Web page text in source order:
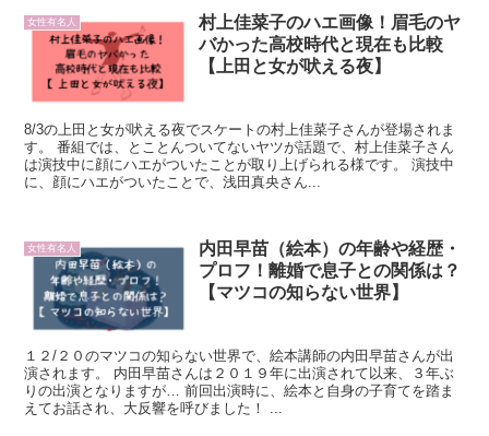
女性有名人
村上佳菜子のハエ画像！眉毛のヤ
バかった高校時代と現在も比較
【上田と女が吠える夜】
8/3の上田と女が吠える夜でスケートの村上佳菜子さんが登場されま
す。 番組では、とことんついてないヤツが話題で、村上佳菜子さん
は演技中に顔にハエがついたことが取り上げられる様です。 演技中
に、顔にハエがついたことで、浅田真央さん...
女性有名人
内田早苗（絵本）の年齢や経歴・
プロフ！離婚で息子との関係は？
【マツコの知らない世界】
１２/２０のマツコの知らない世界で、絵本講師の内田早苗さんが出
演されます。 内田早苗さんは２０１９年に出演されて以来、３年ぶ
りの出演となりますが… 前回出演時に、絵本と自身の子育てを踏ま
えてお話され、大反響を呼びました！ ...